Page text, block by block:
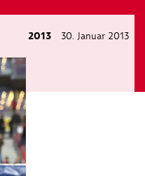
2013 30. Januar 2013